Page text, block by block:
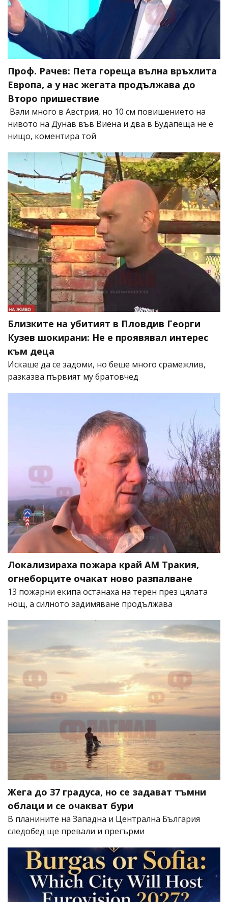
Проф. Рачев: Пета гореща вълна връхлита
Европа, а у нас жегата продължава до
Второ пришествие
Вали много в Австрия, но 10 см повишението на
нивото на Дунав във Виена и два в Будапеща не е
нищо, коментира той
Близките на убитият в Пловдив Георги
Кузев шокирани: Не е проявявал интерес
към деца
Искаше да се задоми, но беше много срамежлив,
разказва първият му братовчед
Локализираха пожара край АМ Тракия,
огнеборците очакат ново разпалване
13 пожарни екипа останаха на терен през цялата
нощ, а силното задимяване продължава
Жега до 37 градуса, но се задават тъмни
облаци и се очакват бури
В планините на Западна и Централна България
следобед ще превали и прегърми